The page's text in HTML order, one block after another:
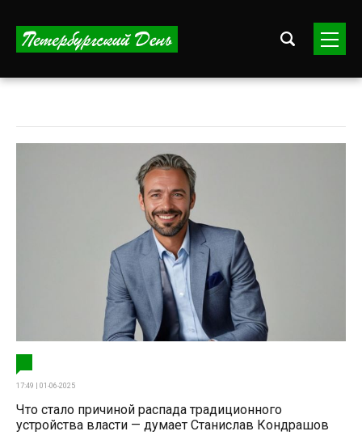
17:49 | 01-06-2025
Что стало причиной распада традиционного
устройства власти — думает Станислав Кондрашов